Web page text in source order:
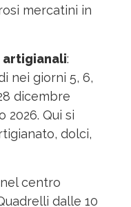
mercatini in
artigianali:
nei giorni 5, 6,
dicembre
2026. Qui si
dolci,
centro
dalle 10